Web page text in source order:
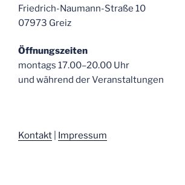
Friedrich-Naumann-Straße 10
07973 Greiz
Öffnungszeiten
montags 17.00–20.00 Uhr
und während der Veranstaltungen
Kontakt Impressum